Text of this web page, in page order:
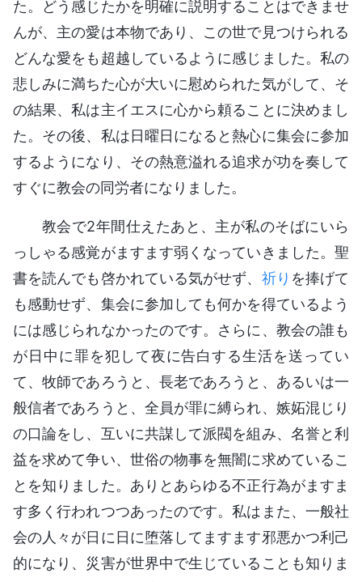
た。どう感じたかを明確に説明することはできませ
んが、主の愛は本物であり、この世で見つけられる
どんな愛をも超越しているように感じました。私の
悲しみに満ちた心が大いに慰められた気がして、そ
の結果、私は主イエスに心から頼ることに決めまし
た。その後、私は日曜日になると熱心に集会に参加
するようになり、その熱意溢れる追求が功を奏して
すぐに教会の同労者になりました。
教会で2年間仕えたあと、主が私のそばにいら
っしゃる感覚がますます弱くなっていきました。聖
書を読んでも啓かれている気がせず、 祈り を捧げて
も感動せず、集会に参加しても何かを得ているよう
には感じられなかったのです。さらに、教会の誰も
が日中に罪を犯して夜に告白する生活を送ってい
て、牧師であろうと、長老であろうと、あるいは一
般信者であろうと、全員が罪に縛られ、嫉妬混じり
の口論をし、互いに共謀して派閥を組み、名誉と利
益を求めて争い、世俗の物事を無闇に求めているこ
とを知りました。ありとあらゆる不正行為がますま
す多く行われつつあったのです。私はまた、一般社
会の人々が日に日に堕落してますます邪悪かつ利己
的になり、災害が世界中で生じていることも知りま